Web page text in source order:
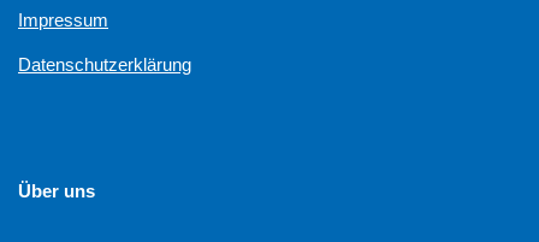
Impressum
Datenschutzerklärung
Über uns